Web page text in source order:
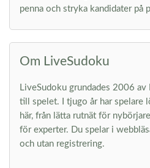
penna och stryka kandidater på
Om LiveSudoku
LiveSudoku grundades 2006
till spelet. I tjugo år har spelare
här, från lätta rutnät för
för experter. Du spelar i
och utan registrering.